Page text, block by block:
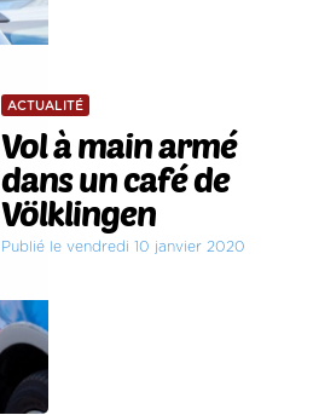
ACTUALITÉ
Vol à main armé
dans un café de
Völklingen
Publié le vendredi 10 janvier 2020